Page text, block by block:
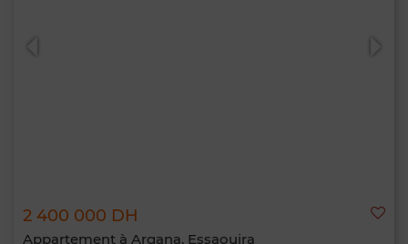
2 400 000 DH
Appartement à Argana, Essaouira